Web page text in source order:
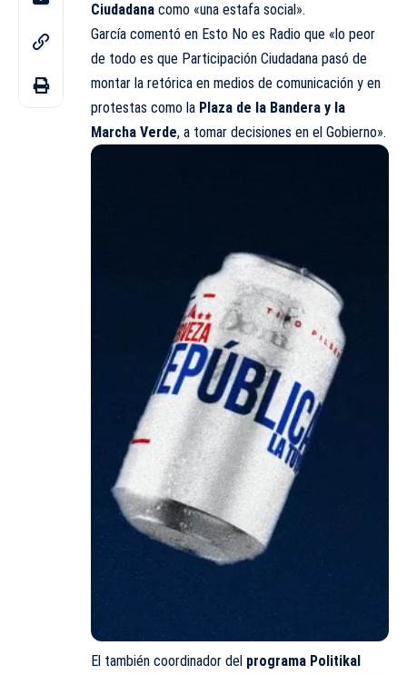
Ciudadana como «una estafa social».
García comentó en Esto No es Radio que «lo peor
de todo es que Participación Ciudadana pasó de
montar la retórica en medios de comunicación y en
protestas como la Plaza de la Bandera y la
Marcha Verde, a tomar decisiones en el Gobierno».
El también coordinador del programa Politikal